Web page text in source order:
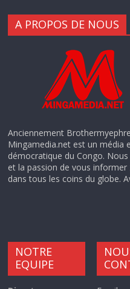
A PROPOS DE NOUS
Anciennement
Mingamedia.net est un média
démocratique du Congo.
et la passion de vous
dans tous les coins du globe.
NOTRE
EQUIPE